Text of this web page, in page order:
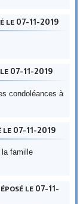
le 07-11-2019
07-11-2019
condoléances à
le 07-11-2019
la famille
le 07-11-